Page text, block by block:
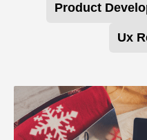
Product
Ux